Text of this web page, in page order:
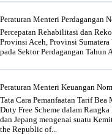
Peraturan Menteri Perdagangan
Percepatan Rehabilitasi dan
Provinsi Aceh, Provinsi
pada Sektor Perdagangan Tahun
Peraturan Menteri Keuangan
Tata Cara Pemanfaatan Tarif
Duty Free Scheme dalam
dan Jepang mengenai suatu
the Republic of...